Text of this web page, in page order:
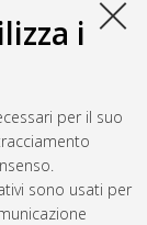
i
per il suo
sono usati per